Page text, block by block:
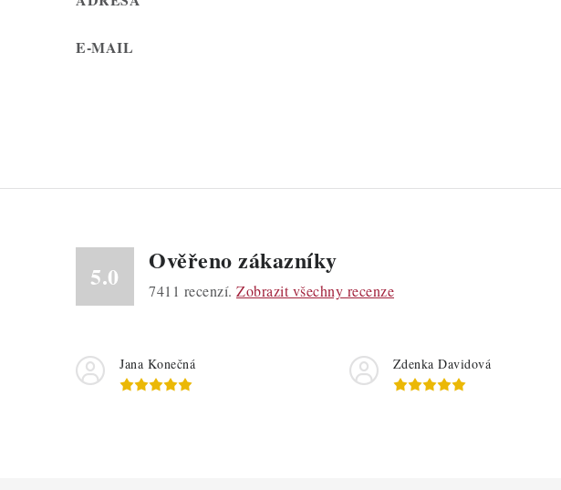
E-MAIL
5.0
Ověřeno zákazníky
7411 recenzí. Zobrazit všechny recenze
Jana Konečná Zdenka Davidová